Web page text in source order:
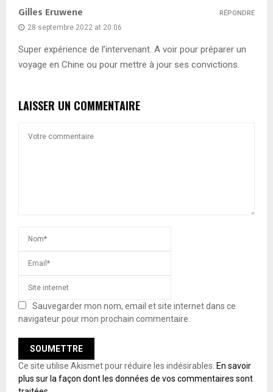
Gilles Eruwene
28 septembre 2022 at 20:06
Super expérience de l’intervenant. A voir pour préparer un
voyage en Chine ou pour mettre à jour ses convictions.
RÉPONDRE
LAISSER UN COMMENTAIRE
Sauvegarder mon nom, email et site internet dans ce
navigateur pour mon prochain commentaire.
Ce site utilise Akismet pour réduire les indésirables. En savoir
plus sur la façon dont les données de vos commentaires sont